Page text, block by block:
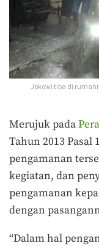
Jokowi tiba di
Merujuk pada
Tahun 2013 Pasal
pengamanan
kegiatan, dan
pengamanan
dengan
“Dalam hal